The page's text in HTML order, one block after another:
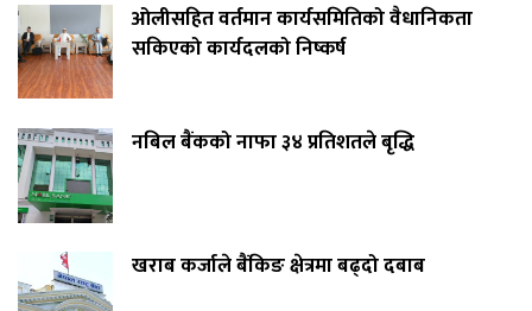
ओलीसहित वर्तमान कार्यसमितिको वैधानिकता
सकिएको कार्यदलको निष्कर्ष
नबिल बैंकको नाफा ३४ प्रतिशतले बृद्धि
खराब कर्जाले बैंकिङ क्षेत्रमा बढ्दो दबाब